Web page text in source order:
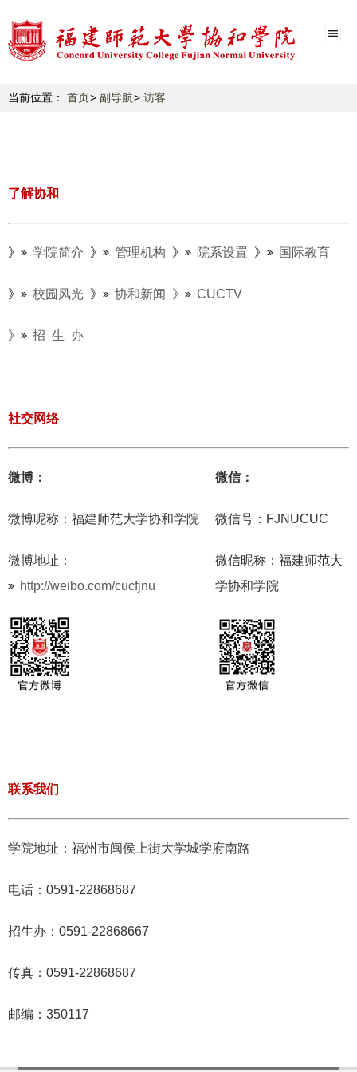
当前位置： 首页 副导航 访客
了解协和
》 学院简介 》 管理机构 》 院系设置 》 国际教育
》 校园风光 》 协和新闻 》 CUCTV
》 招 生 办
社交网络
微博：
微博昵称：福建师范大学协和学院
微博地址：
http://weibo.com/cucfjnu
微信：
微信号：FJNUCUC
微信昵称：福建师范大
学协和学院
联系我们
学院地址：福州市闽侯上街大学城学府南路
电话：0591-22868687
招生办：0591-22868667
传真：0591-22868687
邮编：350117